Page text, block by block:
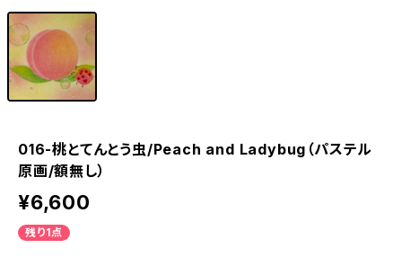
016-桃とてんとう虫/Peach and Ladybug（パステル
原画/額無し）
¥6,600
残り1点